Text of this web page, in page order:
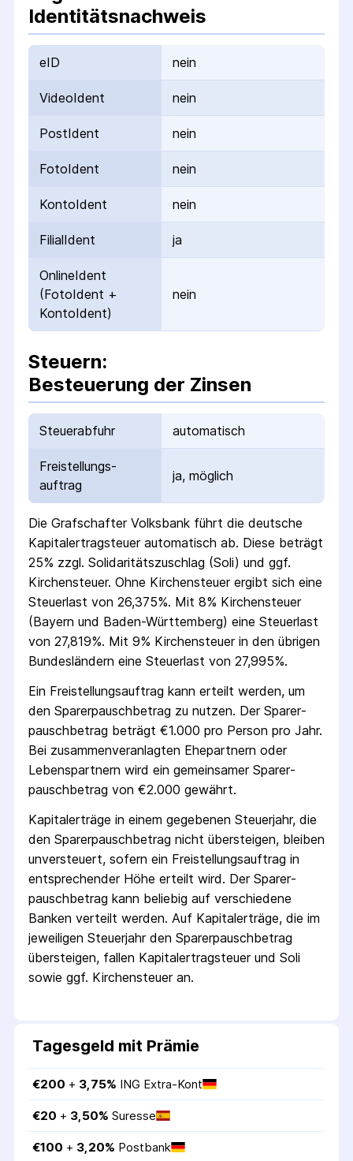
Identitätsnachweis
eID nein
VideoIdent nein
PostIdent nein
FotoIdent nein
KontoIdent nein
FilialIdent ja
OnlineIdent
(FotoIdent +
KontoIdent)
nein
Steuern:
Besteuerung der Zinsen
Steuerabfuhr automatisch
Freistellungs­
auftrag
ja, möglich
Die Grafschafter Volksbank führt die deutsche
Kapital­ertrag­steuer automatisch ab. Diese beträgt
25% zzgl. Solidaritäts­zuschlag (Soli) und ggf.
Kirchensteuer. Ohne Kirchensteuer ergibt sich eine
Steuerlast von 26,375%. Mit 8% Kirchensteuer
(Bayern und Baden-Württemberg) eine Steuerlast
von 27,819%. Mit 9% Kirchensteuer in den übrigen
Bundesländern eine Steuerlast von 27,995%.
Ein Freistellungs­auftrag kann erteilt werden, um
den Sparer­pausch­betrag zu nutzen. Der Sparer­
pausch­betrag beträgt €1.000 pro Person pro Jahr.
Bei zusammenveranlagten Ehepartnern oder
Lebenspartnern wird ein gemeinsamer Sparer­
pausch­betrag von €2.000 gewährt.
Kapitalerträge in einem gegebenen Steuerjahr, die
den Sparer­pausch­betrag nicht übersteigen, bleiben
unversteuert, sofern ein Freistellungs­auftrag in
entsprechender Höhe erteilt wird. Der Sparer­
pausch­betrag kann beliebig auf verschiedene
Banken verteilt werden. Auf Kapitalerträge, die im
jeweiligen Steuerjahr den Sparer­pausch­betrag
übersteigen, fallen Kapital­ertrag­steuer und Soli
sowie ggf. Kirchensteuer an.
Tagesgeld mit Prämie
€200 + 3,75% ING Extra-Kont
€20 + 3,50% Suresse
€100 + 3,20% Postbank